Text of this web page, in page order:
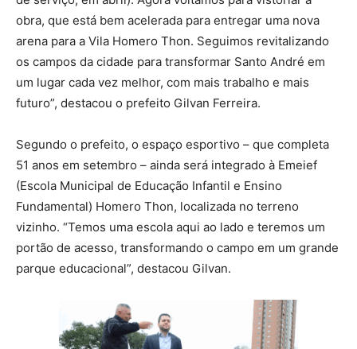
obra, que está bem acelerada para entregar uma nova
arena para a Vila Homero Thon. Seguimos revitalizando
os campos da cidade para transformar Santo André em
um lugar cada vez melhor, com mais trabalho e mais
futuro”, destacou o prefeito Gilvan Ferreira.
Segundo o prefeito, o espaço esportivo – que completa
51 anos em setembro – ainda será integrado à Emeief
(Escola Municipal de Educação Infantil e Ensino
Fundamental) Homero Thon, localizada no terreno
vizinho. “Temos uma escola aqui ao lado e teremos um
portão de acesso, transformando o campo em um grande
parque educacional”, destacou Gilvan.